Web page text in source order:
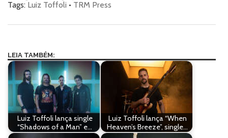
Tags: Luiz Toffoli • TRM Press
LEIA TAMBÉM:
Luiz Toffoli lança single
“Shadows of a Man” e…
Luiz Toffoli lança “When
Heaven’s Breeze”, single…